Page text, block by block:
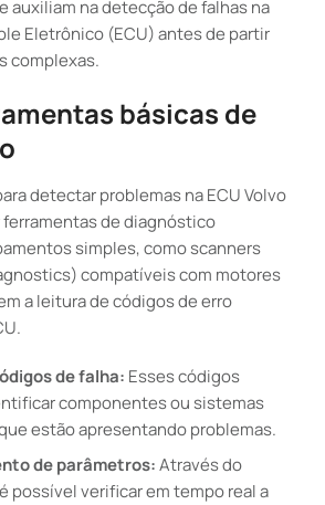
auxiliam na detecção de falhas na
Eletrônico (ECU) antes de partir
complexas.
básicas de
detectar problemas na ECU Volvo
ferramentas de diagnóstico
simples, como scanners
compatíveis com motores
a leitura de códigos de erro
de falha: Esses códigos
componentes ou sistemas
estão apresentando problemas.
de parâmetros:Através do
possível verificar em tempo real a